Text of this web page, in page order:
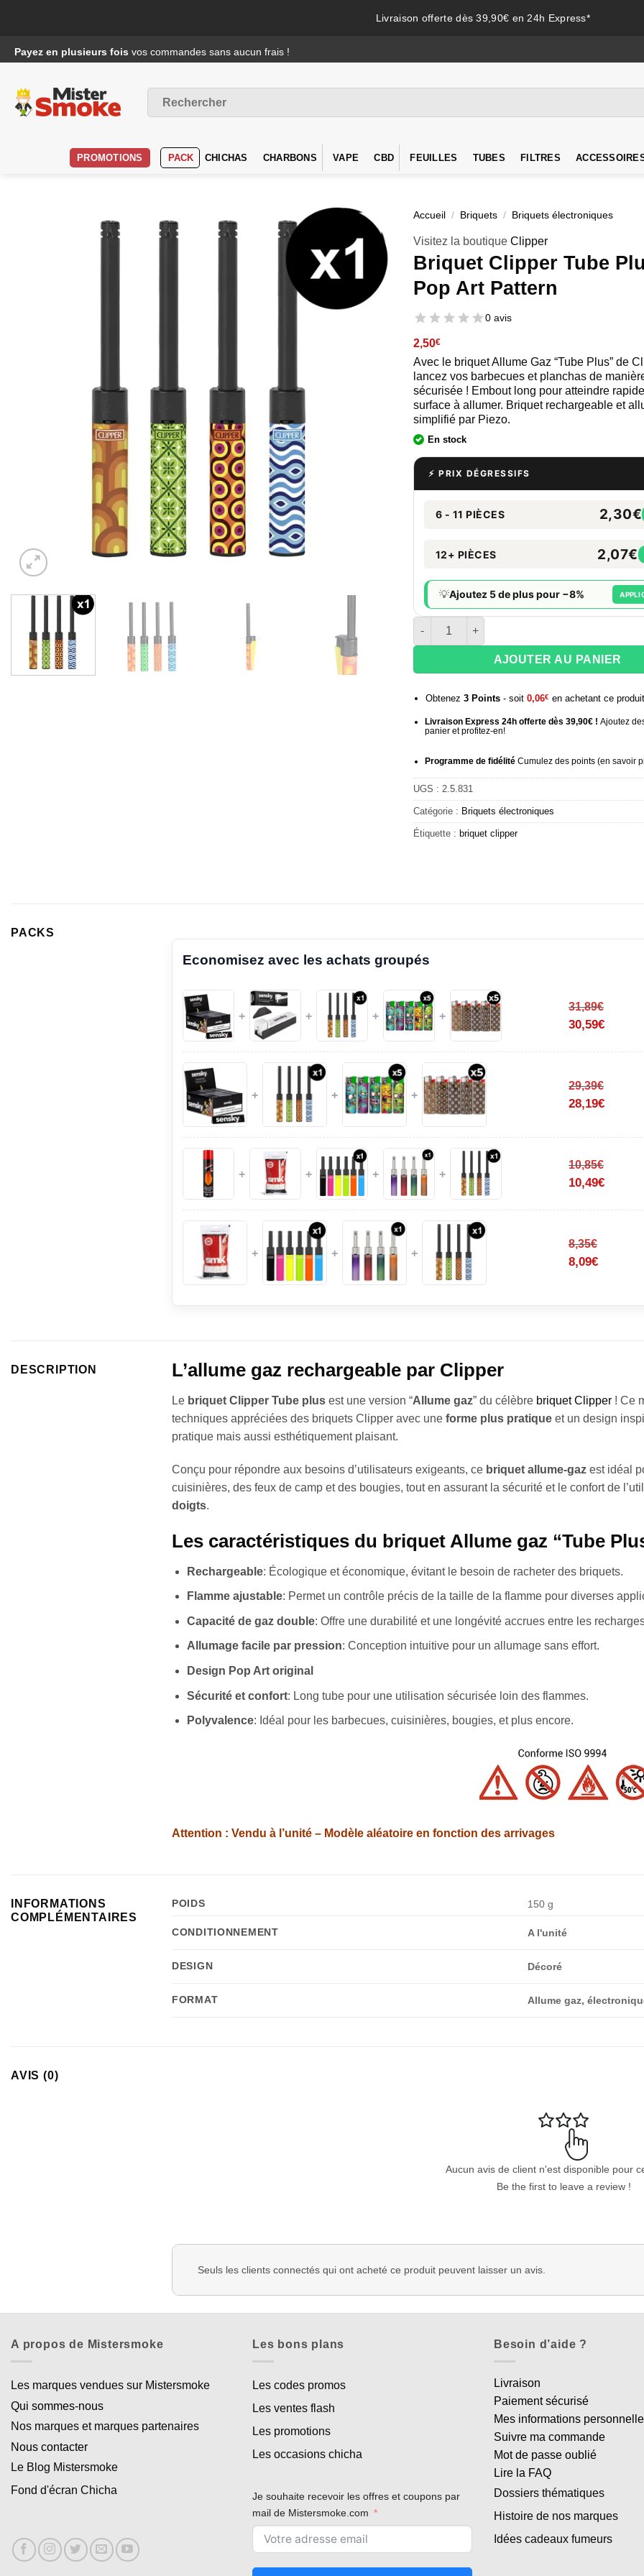
Livraison offerte dès 39,90€ en 24h Express*
au
Payez en plusieurs fois vos commandes sans aucun frais !
pour :
PROMOTIONS PACK CHICHAS CHARBONS VAPE CBD FEUILLES TUBES FILTRES
Accueil / Briquets / Briquets électroniques
Visitez la boutique Clipper
Briquet Clipper Tube
Pop Art Pattern
0 avis
2,50€
Avec le briquet Allume Gaz “Tube Plus” de
lancez vos barbecues et planchas de
sécurisée ! Embout long pour atteindre
surface à allumer. Briquet rechargeable et
simplifié par Piezo.
En stock
⚡ PRIX DÉGRESSIFS
6 - 11 PIÈCES 2,30€
12+ PIÈCES 2,07€
💡Ajoutez 5 de plus pour −8%
quantité de Briquet Clipper Tube Plus - Pop
AJOUTER AU PANIER
Obtenez 3Points- soit 0,06€ en achetant ce produit
Livraison Express 24h offerte dès 39,90€ ! Ajoutez
panier et profitez-en!
Programme de fidélitéCumulez des points (en savoir
UGS : 2.5.831
Catégorie : Briquets électroniques
Étiquette : briquet clipper
PACKS
Economisez avec les achats groupés
+ + + +
31,89€
30,59€
+ + +
29,39€
28,19€
+ + + +
10,85€
10,49€
+ + +
8,35€
8,09€
DESCRIPTION L’allume gaz rechargeable par Clipper
Le briquet Clipper Tube plus est une version “Allume gaz” du célèbre briquet Clipper ! Ce
techniques appréciées des briquets Clipper avec une forme plus pratique et un design
pratique mais aussi esthétiquement plaisant.
Conçu pour répondre aux besoins d’utilisateurs exigeants, ce briquet allume-gaz est idéal
cuisinières, des feux de camp et des bougies, tout en assurant la sécurité et le confort de
doigts.
Les caractéristiques du briquet Allume gaz “Tube
Rechargeable: Écologique et économique, évitant le besoin de racheter des briquets.
Flamme ajustable: Permet un contrôle précis de la taille de la flamme pour diverses
Capacité de gaz double: Offre une durabilité et une longévité accrues entre les
Allumage facile par pression: Conception intuitive pour un allumage sans effort.
Design Pop Art original
Sécurité et confort: Long tube pour une utilisation sécurisée loin des flammes.
Polyvalence: Idéal pour les barbecues, cuisinières, bougies, et plus encore.
Attention : Vendu à l’unité – Modèle aléatoire en fonction des arrivages
INFORMATIONS
COMPLÉMENTAIRES
POIDS 150 g
CONDITIONNEMENT A l'unité
DESIGN Décoré
FORMAT Allume gaz,
AVIS (0)
Aucun avis de client n'est disponible pour
Be the first to leave a review !
Seuls les clients connectés qui ont acheté ce produit peuvent laisser un avis.
A propos de Mistersmoke
Les marques vendues sur Mistersmoke
Qui sommes-nous
Nos marques et marques partenaires
Nous contacter
Le Blog Mistersmoke
Fond d'écran Chicha
Les bons plans
Les codes promos
Les ventes flash
Les promotions
Les occasions chicha
Je souhaite recevoir les offres et coupons par
mail de Mistersmoke.com
Besoin d’aide ?
Livraison
Paiement sécurisé
Mes informations
Suivre ma commande
Mot de passe oublié
Lire la FAQ
Dossiers thématiques
Histoire de nos marques
Idées cadeaux fumeurs